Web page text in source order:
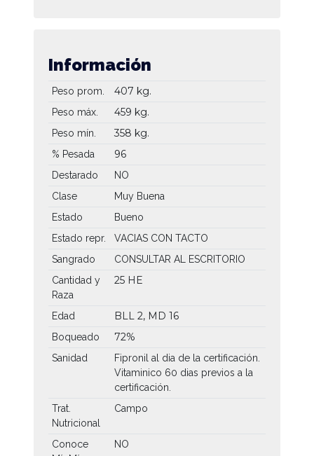
Información
Peso prom. 407 kg.
Peso máx. 459 kg.
Peso mín. 358 kg.
% Pesada 96
Destarado
NO
Clase
Muy Buena
Estado
Bueno
Estado repr.
VACIAS CON TACTO
Sangrado
CONSULTAR AL ESCRITORIO
Cantidad y
Raza
25 HE
Edad BLL 2, MD 16
Boqueado 72%
Sanidad
Fipronil al dia de la certificación.
Vitaminico 60 dias previos a la
certificación.
Trat.
Nutricional
Campo
Conoce
NO